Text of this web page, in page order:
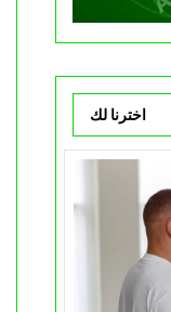
اخترنا لك